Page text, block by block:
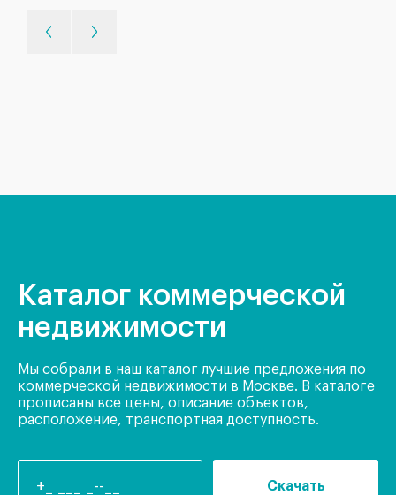
Каталог коммерческой
недвижимости
Мы собрали в наш каталог лучшие предложения по
коммерческой недвижимости в Москве. В каталоге
прописаны все цены, описание объектов,
расположение, транспортная доступность.
Скачать